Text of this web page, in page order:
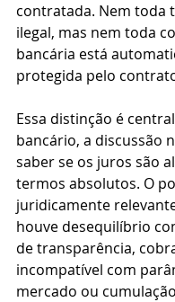
contratada. Nem toda
ilegal, mas nem toda
bancária está
protegida pelo
Essa distinção é
bancário, a discussão
saber se os juros são
termos absolutos. O
juridicamente
houve desequilíbrio
de transparência,
incompatível com
mercado ou